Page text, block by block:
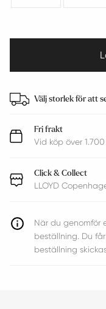
Välj storlek för att
Fri frakt
Vid köp över 1.700
Click & Collect
LLOYD
När du genomför
beställning. Du
beställning